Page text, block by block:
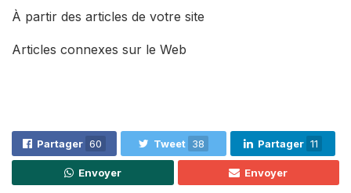
À partir des articles de votre site
Articles connexes sur le Web
Partager 60 Tweet 38 Partager 11
Envoyer Envoyer